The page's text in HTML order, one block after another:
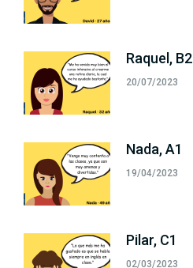
Raquel, B2
20/07/2023
Nada, A1
19/04/2023
Pilar, C1
02/03/2023